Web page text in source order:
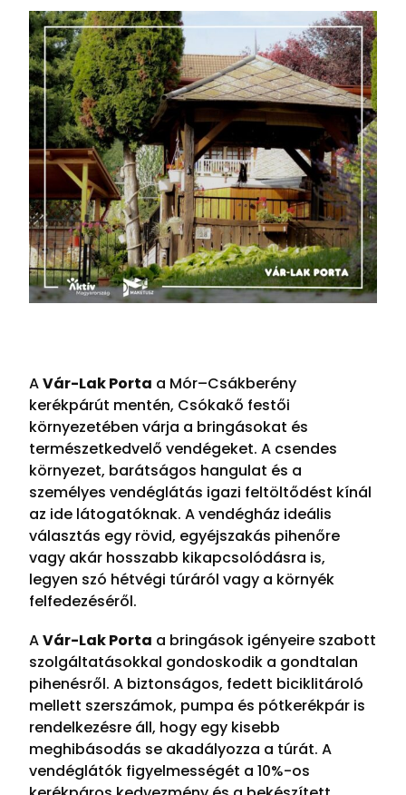
AVár-Lak Porta a Mór–Csákberény
kerékpárút mentén, Csókakő festői
környezetében várja a bringásokat és
természetkedvelő vendégeket. A csendes
környezet, barátságos hangulat és a
személyes vendéglátás igazi feltöltődést kínál
az ide látogatóknak. A vendégház ideális
választás egy rövid, egyéjszakás pihenőre
vagy akár hosszabb kikapcsolódásra is,
legyen szó hétvégi túráról vagy a környék
felfedezéséről.
AVár-Lak Porta a bringások igényeire szabott
szolgáltatásokkal gondoskodik a gondtalan
pihenésről. A biztonságos, fedett biciklitároló
mellett szerszámok, pumpa és pótkerékpár is
rendelkezésre áll, hogy egy kisebb
meghibásodás se akadályozza a túrát. A
vendéglátók figyelmességét a 10%-os